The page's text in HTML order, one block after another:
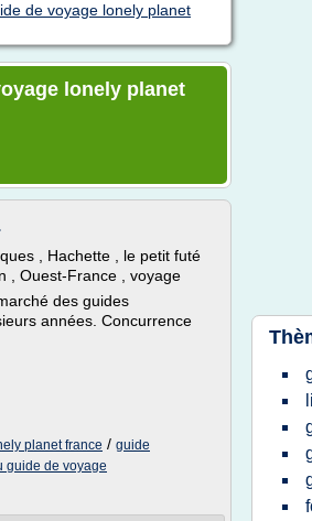
de voyage lonely planet
lonely planet
, Hachette , le petit futé
, Ouest-France , voyage
des guides
années. Concurrence
planet france / guide
guide de voyage